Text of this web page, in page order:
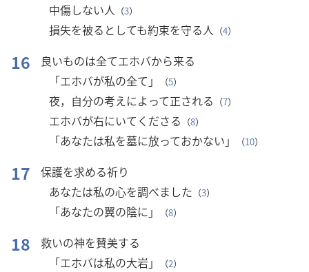
中傷しない人 （3）
損失を被るとしても約束を守る人 （4）
16
良いものは全てエホバから来る
「エホバが私の全て」
（5）
夜，自分の考えによって正される （7）
エホバが右にいてくださる （8）
「あなたは私を墓に放っておかない」 （10）
17
保護を求める祈り
あなたは私の心を調べました （3）
「あなたの翼の陰に」 （8）
18
救いの神を賛美する
「エホバは私の大岩」
（2）